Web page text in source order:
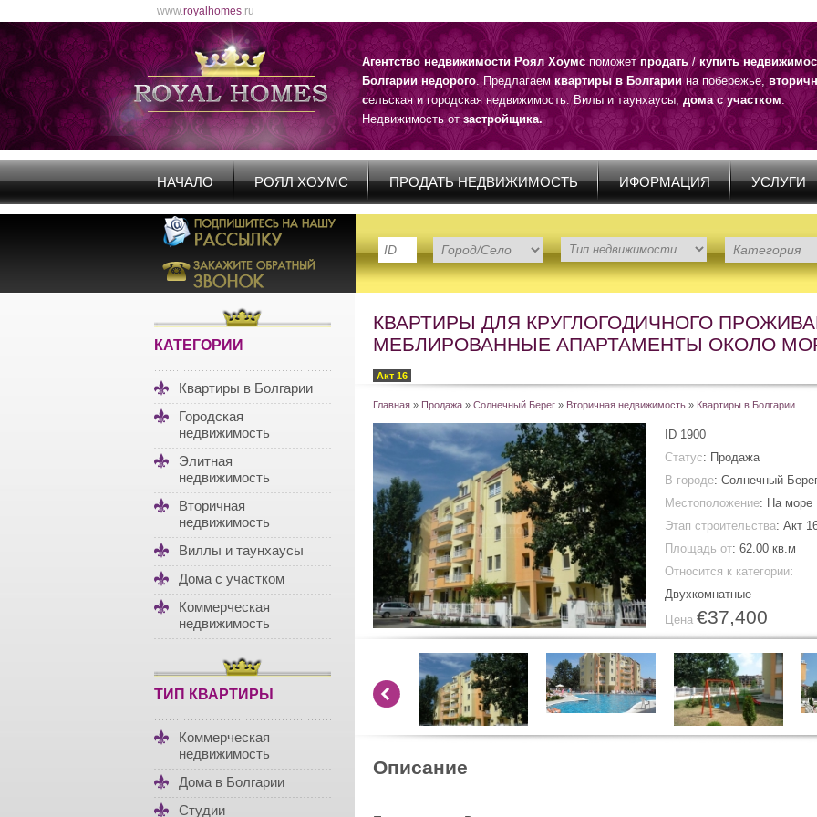
www.royalhomes.ru
Агентство недвижимости Роял Хоумспоможетпродать/купить
Болгарии недорого. Предлагаемквартиры в Болгариина побережье,
сельская и городская недвижимость. Вилы и таунхаусы, дома с участком.
Недвижимость отзастройщика.
НАЧАЛО РОЯЛ ХОУМС ПРОДАТЬ НЕДВИЖИМОСТЬ ИФОРМАЦИЯ УСЛУГИ
КАТЕГОРИИ
Квартиры в Болгарии
Городская
недвижимость
Элитная
недвижимость
Вторичная
недвижимость
Виллы и таунхаусы
Дома с участком
Коммерческая
недвижимость
ТИП КВАРТИРЫ
Коммерческая
недвижимость
Дома в Болгарии
Студии
КВАРТИРЫ ДЛЯ КРУГЛОГОДИЧНОГО
МЕБЛИРОВАННЫЕ АПАРТАМЕНТЫ ОКОЛО
Акт 16
Главная » Продажа » Солнечный Берег » Вторичная недвижимость » Квартиры в Болгарии
ID 1900
Статус: Продажа
В городе: Солнечный
Местоположение: На море
Этап строительства: Акт
Площадь от: 62.00 кв.м
Относится к категории:
Двухкомнатные
Цена €37,400
Описание